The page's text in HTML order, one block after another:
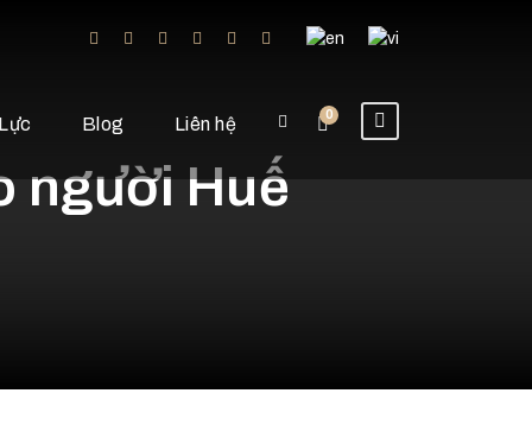
Blog Liên hệ 0
người Huế